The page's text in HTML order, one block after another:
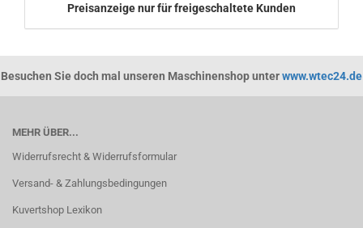
Preisanzeige nur für freigeschaltete Kunden
Besuchen Sie doch mal unseren Maschinenshop unterwww.wtec24.de
MEHR ÜBER...
Widerrufsrecht & Widerrufsformular
Versand- & Zahlungsbedingungen
Kuvertshop Lexikon